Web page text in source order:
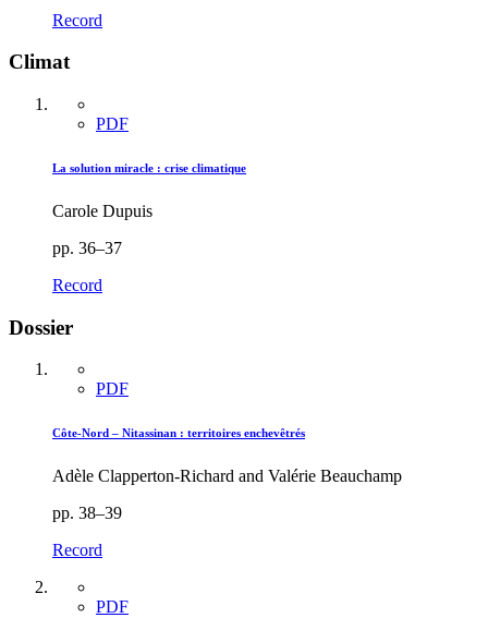
Record
Climat
PDF
La solution miracle : crise climatique
Carole Dupuis
pp. 36–37
Record
Dossier
PDF
Côte-Nord – Nitassinan : territoires enchevêtrés
Adèle Clapperton-Richard and Valérie Beauchamp
pp. 38–39
Record
PDF